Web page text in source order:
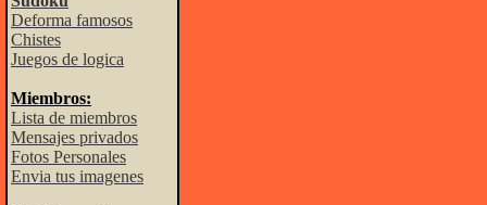
Deforma famosos
Chistes
Juegos de logica
Miembros:
Lista de miembros
Mensajes privados
Fotos Personales
Envia tus imagenes